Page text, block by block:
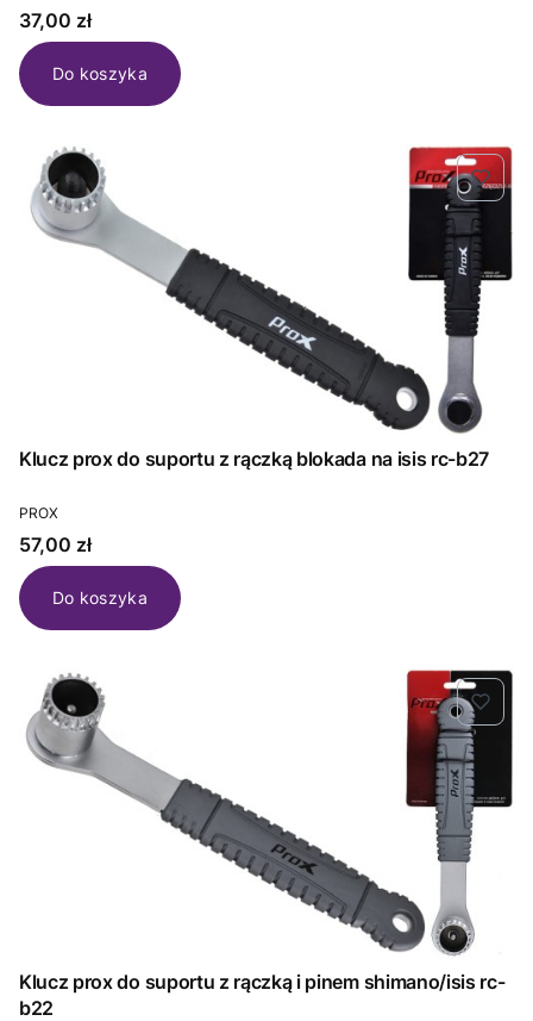
Cena
37,00 zł
Do koszyka
Klucz prox do suportu z rączką blokada na isis rc-b27
PRODUCENT
PROX
Cena
57,00 zł
Do koszyka
Klucz prox do suportu z rączką i pinem shimano/isis rc-
b22